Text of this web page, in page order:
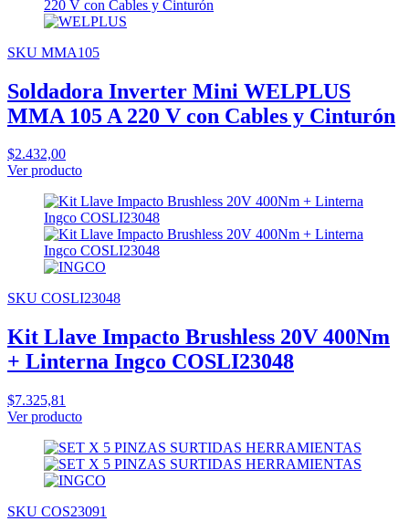
SKU MMA105
Soldadora Inverter Mini WELPLUS
MMA 105 A 220 V con Cables y Cinturón
$2.432,00
Ver producto
SKU COSLI23048
Kit Llave Impacto Brushless 20V 400Nm
+ Linterna Ingco COSLI23048
$7.325,81
Ver producto
SKU COS23091